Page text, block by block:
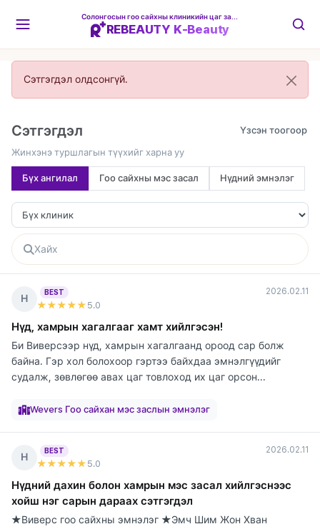
REBEAUTY K-Beauty
Сэтгэгдэл олдсонгүй.
Сэтгэгдэл
Жинхэнэ туршлагын түүхийг харна уу
Бүх ангилал Гоо сайхны мэс засал Нүдний эмнэлэг
Н
BEST
★★★★★ 5.0
2026.02.11
Нүд, хамрын хагалгааг хамт хийлгэсэн!
Би Виверсээр нүд, хамрын хагалгаанд ороод сар болж
байна. Гэр хол болохоор гэртээ байхдаа эмнэлгүүдийг
судалж, зөвлөгөө авах цаг товлоход их цаг орсон...
Wevers Гоо сайхан мэс заслын эмнэлэг
Н
BEST
★★★★★ 5.0
2026.02.11
Нүдний дахин болон хамрын мэс засал хийлгэснээс
хойш нэг сарын дараах сэтгэгдэл
★Виверс гоо сайхны эмнэлэг ★Эмч Шим Жон Хван